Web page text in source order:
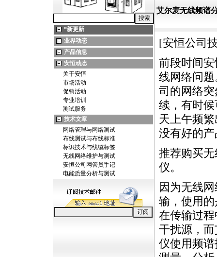
*新更新
业界动态
产品信息
安恒动态
关于安恒
市场活动
促销活动
专业培训
测试服务
技术文章
网络管理与网络测试
布线测试与布线标准
标识技术与线缆标签
无线网络维护与测试
安恒公司网管员手记
电能质量分析与测试
艾尔麦无线频谱
[安恒公司
前段时间
线网络问
司的网络
续，有时
天上午频
没有好的
推荐购买
仪。
因为无线
输，使用
在传输过
干扰源，
仪使用频